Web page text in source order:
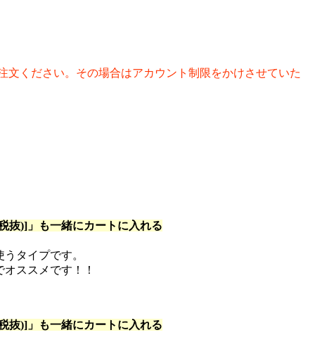
ください。その場合はアカウント制限をかけさせていた
抜)] 」も一緒にカートに入れる
タイプです。
ススメです！！
抜)] 」も一緒にカートに入れる